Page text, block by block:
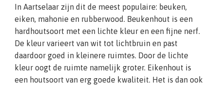
In Aartselaar zijn dit de meest populaire: beuken,
eiken, mahonie en rubberwood. Beukenhout is een
hardhoutsoort met een lichte kleur en een fijne nerf.
De kleur varieert van wit tot lichtbruin en past
daardoor goed in kleinere ruimtes. Door de lichte
kleur oogt de ruimte namelijk groter. Eikenhout is
een houtsoort van erg goede kwaliteit. Het is dan ook